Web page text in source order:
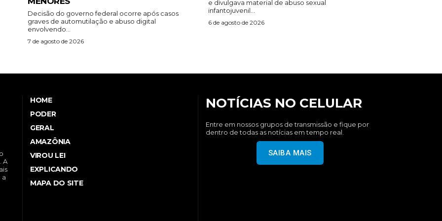
Decisão do governo federal ocorre após casos
graves de automutilação e abuso digital
envolvendo...
7 de agosto de 2026
e divulgava material de abuso sexual
infantojuvenil...
6 de agosto de 2026
A
a
HOME
PODER
GERAL
AMAZÔNIA
VIROU LEI
EXPLICANDO
MAPA DO SITE
NOTÍCIAS NO CELULAR
Entre em nossos grupos de transmissão e fique por
dentro de todas as notícias em tempo real.
SAIBA MAIS